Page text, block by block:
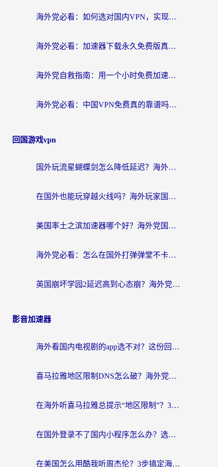
海外党必看：如何选对国内VPN，实现无缝访问国内资源？
海外党必看：加速器下载永久免费版真的存在吗？教你无缝访问国内资源的正确姿势
海外党自救指南：用一个小时免费加速器，轻松打破国内资源访问壁垒？
海外党必看：中国VPN免费真的靠谱吗？手把手教你选对回国加速器
回国游戏vpn
国外玩流星蝴蝶剑怎么降低延迟？海外党必看的加速秘籍（含欧洲鸣潮&彩虹岛优化攻略）
在国外也能玩穿越火线吗？海外玩家国服游戏畅玩终极指南
美国率土之滨加速器哪个好？海外党国服游戏畅玩终极指南（附多游戏解决方案）
海外党必看：怎么在国外打弹弹堂不卡？番茄加速器亲测指南
英国崩坏学园2延迟高到心态崩？海外党国服游戏加速终极指南
影音加速器
海外看国内电视剧的app选不对？这份回国加速器避坑指南帮你流畅追剧
喜马拉雅地区限制DNS怎么破？海外党听国内音乐听书的终极解决方案
在海外听喜马拉雅总提示“地区限制”？3步轻松解除+听国内音乐全攻略
在国外登录不了国内小程序怎么办？选对回国加速器，轻松解锁国内资源
在美国怎么用酷我听周杰伦？3步搞定海外听歌难题